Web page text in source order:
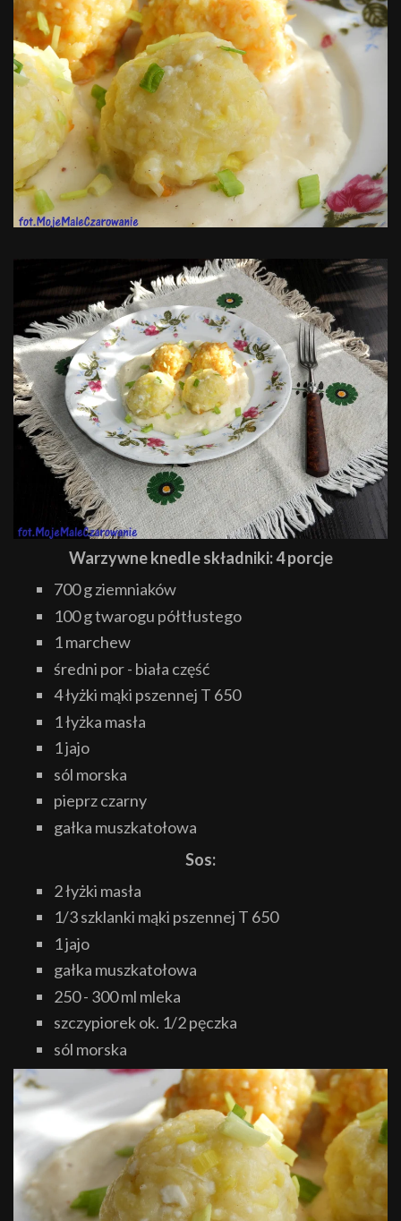
Warzywne knedle składniki: 4 porcje
700 g ziemniaków
100 g twarogu półtłustego
1 marchew
średni por - biała część
4 łyżki mąki pszennej T 650
1 łyżka masła
1 jajo
sól morska
pieprz czarny
gałka muszkatołowa
Sos:
2 łyżki masła
1/3 szklanki mąki pszennej T 650
1 jajo
gałka muszkatołowa
250 - 300 ml mleka
szczypiorek ok. 1/2 pęczka
sól morska